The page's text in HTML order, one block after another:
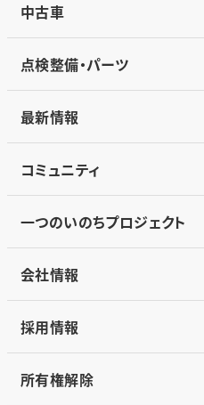
中古車
点検整備・パーツ
最新情報
コミュニティ
一つのいのちプロジェクト
会社情報
採用情報
所有権解除